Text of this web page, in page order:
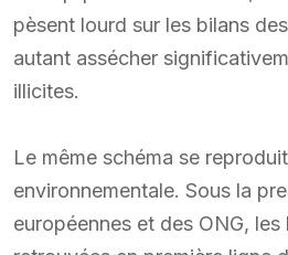
pèsent lourd sur les bilans
autant assécher
illicites.
Le même schéma se
environnementale. Sous la
européennes et des ONG,